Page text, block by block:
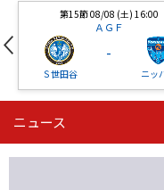
第15節 08/08 (土) 16:00
ＡＧＦ
Ｓ世田谷
-
ニッ
第16節 09/05 (土) 15:00
ニッパツ
ニュース